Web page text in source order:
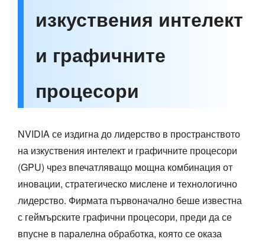
изкуствения интелект
и графичните
процесори
NVIDIA се издигна до лидерство в пространството
на изкуствения интелект и графичните процесори
(GPU) чрез впечатляващо мощна комбинация от
иновации, стратегическо мислене и технологично
лидерство. Фирмата първоначално беше известна
с геймърските графични процесори, преди да се
впусне в паралелна обработка, която се оказа